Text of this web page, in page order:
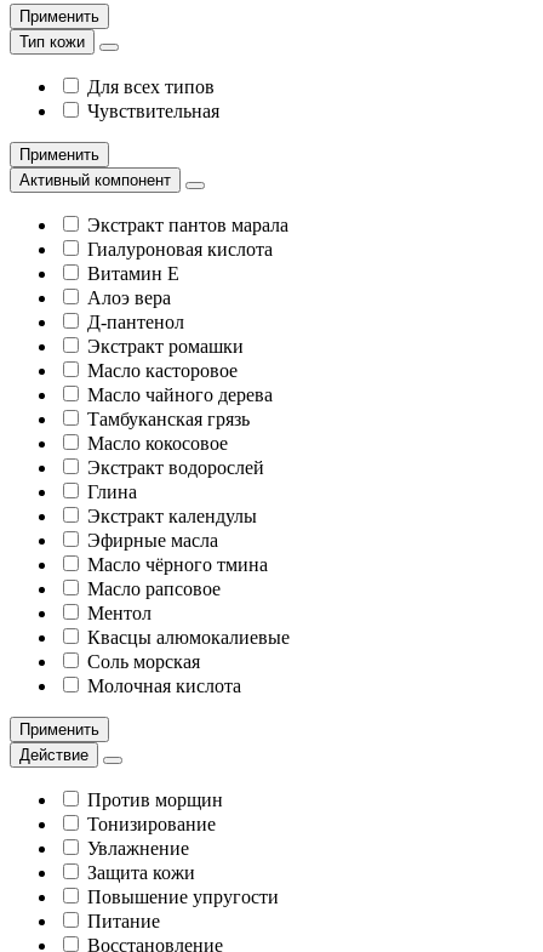
Применить
Тип кожи
Для всех типов
Чувствительная
Применить
Активный компонент
Экстракт пантов марала
Гиалуроновая кислота
Витамин Е
Алоэ вера
Д-пантенол
Экстракт ромашки
Масло касторовое
Масло чайного дерева
Тамбуканская грязь
Масло кокосовое
Экстракт водорослей
Глина
Экстракт календулы
Эфирные масла
Масло чёрного тмина
Масло рапсовое
Ментол
Квасцы алюмокалиевые
Соль морская
Молочная кислота
Применить
Действие
Против морщин
Тонизирование
Увлажнение
Защита кожи
Повышение упругости
Питание
Восстановление